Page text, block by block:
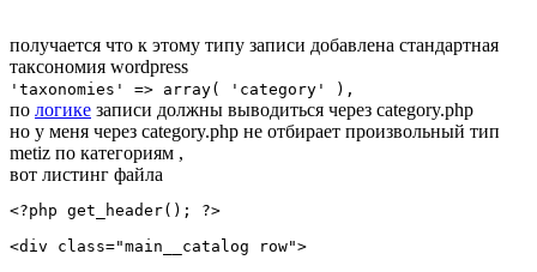
получается что к этому типу записи добавлена стандартная
таксономия wordpress
'taxonomies' => array( 'category' ),
по логике записи должны выводиться через category.php
но у меня через category.php не отбирает произвольный тип
metiz по категориям ,
вот листинг файла
<?php get_header(); ?>
<div class="main__catalog row">